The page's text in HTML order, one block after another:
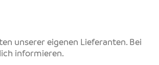
unserer eigenen Lieferanten. Bei
informieren.